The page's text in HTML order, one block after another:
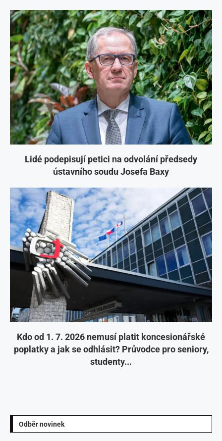
Lidé podepisují petici na odvolání předsedy
ústavního soudu Josefa Baxy
Kdo od 1. 7. 2026 nemusí platit koncesionářské
poplatky a jak se odhlásit? Průvodce pro seniory,
studenty...
Odběr novinek